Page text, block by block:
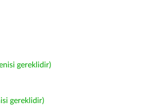
gereklidir)
gereklidir)